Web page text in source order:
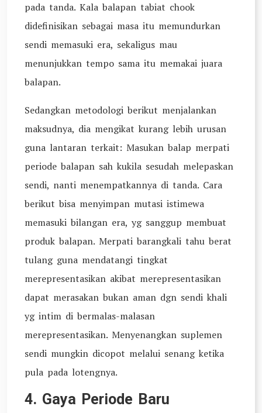
pada tanda. Kala balapan tabiat chook
didefinisikan sebagai masa itu memundurkan
sendi memasuki era, sekaligus mau
menunjukkan tempo sama itu memakai juara
balapan.
Sedangkan metodologi berikut menjalankan
maksudnya, dia mengikat kurang lebih urusan
guna lantaran terkait: Masukan balap merpati
periode balapan sah kukila sesudah melepaskan
sendi, nanti menempatkannya di tanda. Cara
berikut bisa menyimpan mutasi istimewa
memasuki bilangan era, yg sanggup membuat
produk balapan. Merpati barangkali tahu berat
tulang guna mendatangi tingkat
merepresentasikan akibat merepresentasikan
dapat merasakan bukan aman dgn sendi khali
yg intim di bermalas-malasan
merepresentasikan. Menyenangkan suplemen
sendi mungkin dicopot melalui senang ketika
pula pada lotengnya.
4. Gaya Periode Baru